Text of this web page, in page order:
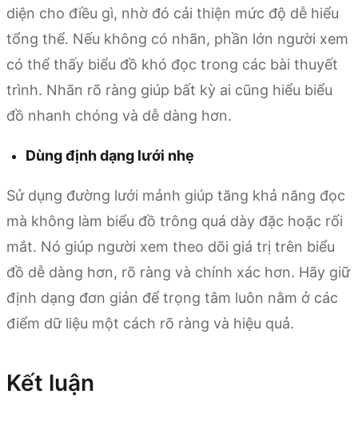
diện cho điều gì, nhờ đó cải thiện mức độ dễ hiểu
tổng thể. Nếu không có nhãn, phần lớn người xem
có thể thấy biểu đồ khó đọc trong các bài thuyết
trình. Nhãn rõ ràng giúp bất kỳ ai cũng hiểu biểu
đồ nhanh chóng và dễ dàng hơn.
Dùng định dạng lưới nhẹ
Sử dụng đường lưới mảnh giúp tăng khả năng đọc
mà không làm biểu đồ trông quá dày đặc hoặc rối
mắt. Nó giúp người xem theo dõi giá trị trên biểu
đồ dễ dàng hơn, rõ ràng và chính xác hơn. Hãy giữ
định dạng đơn giản để trọng tâm luôn nằm ở các
điểm dữ liệu một cách rõ ràng và hiệu quả.
Kết luận